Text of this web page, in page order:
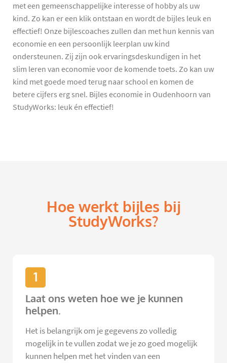
met een gemeenschappelijke interesse of hobby als uw
kind. Zo kan er een klik ontstaan en wordt de bijles leuk en
effectief! Onze bijlescoaches zullen dan met hun kennis van
economie en een persoonlijk leerplan uw kind
ondersteunen. Zij zijn ook ervaringsdeskundigen in het
slim leren van economie voor de komende toets. Zo kan uw
kind met goede moed terug naar school en komen de
betere cijfers erg snel. Bijles economie in Oudenhoorn van
StudyWorks: leuk én effectief!
Hoe werkt bijles bij
StudyWorks?
1
Laat ons weten hoe we je kunnen
helpen.
Het is belangrijk om je gegevens zo volledig
mogelijk in te vullen zodat we je zo goed mogelijk
kunnen helpen met het vinden van een